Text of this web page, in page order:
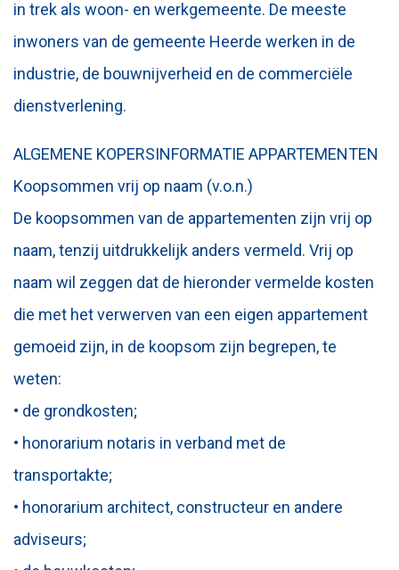
in trek als woon- en werkgemeente. De meeste
inwoners van de gemeente Heerde werken in de
industrie, de bouwnijverheid en de commerciële
dienstverlening.
ALGEMENE KOPERSINFORMATIE APPARTEMENTEN
Koopsommen vrij op naam (v.o.n.)
De koopsommen van de appartementen zijn vrij op
naam, tenzij uitdrukkelijk anders vermeld. Vrij op
naam wil zeggen dat de hieronder vermelde kosten
die met het verwerven van een eigen appartement
gemoeid zijn, in de koopsom zijn begrepen, te
weten:
• de grondkosten;
• honorarium notaris in verband met de
transportakte;
• honorarium architect, constructeur en andere
adviseurs;